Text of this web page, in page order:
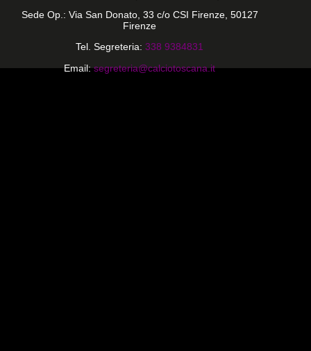
Sede Op.: Via San Donato, 33 c/o CSI Firenze, 50127
Firenze
Tel. Segreteria: 338 9384831
Email: segreteria@calciotoscana.it